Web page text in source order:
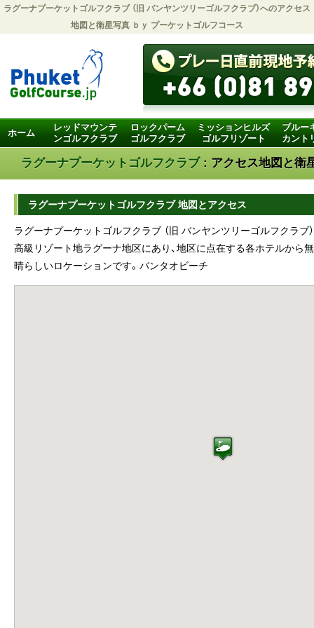
ラグーナプーケットゴルフクラブ （旧 バンヤンツリーゴルフクラブ）へのアクセス
地図と衛星写真 ｂｙ プーケットゴルフコース
ホーム
レッドマウンテ
ンゴルフクラブ
ロックパーム
ゴルフクラブ
ミッションヒルズ
ゴルフリゾート
ブルー
カント
ラグーナプーケットゴルフクラブ: アクセス地図と衛
ラグーナプーケットゴルフクラブ 地図とアクセス
ラグーナプーケットゴルフクラブ （旧 バンヤンツリーゴルフクラブ
高級リゾート地ラグーナ地区にあり、地区に点在する各ホテルから
晴らしいロケーションです。バンタオビーチ